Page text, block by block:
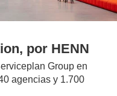
por HENN
Group en
agencias y 1.700